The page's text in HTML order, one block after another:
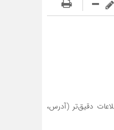
دقیق‌تر (آدرس،